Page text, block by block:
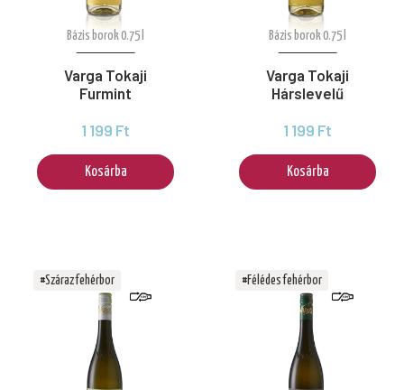
Bázis borok 0.75 l
Varga Tokaji
Furmint
1 199 Ft
Kosárba
Bázis borok 0.75 l
Varga Tokaji
Hárslevelű
1 199 Ft
Kosárba
#Száraz fehérbor #Félédes fehérbor